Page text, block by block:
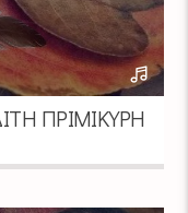
ΠΡΙΜΙΚΎΡΗ